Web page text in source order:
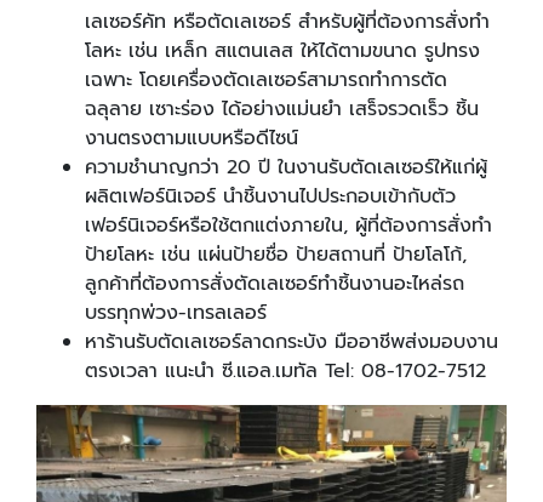
เลเซอร์คัท หรือตัดเลเซอร์ สำหรับผู้ที่ต้องการสั่งทำ
โลหะ เช่น เหล็ก สแตนเลส ให้ได้ตามขนาด รูปทรง
เฉพาะ โดยเครื่องตัดเลเซอร์สามารถทำการตัด
ฉลุลาย เซาะร่อง ได้อย่างแม่นยำ เสร็จรวดเร็ว ชิ้น
งานตรงตามแบบหรือดีไซน์
ความชำนาญกว่า 20 ปี ในงานรับตัดเลเซอร์ให้แก่ผู้
ผลิตเฟอร์นิเจอร์ นำชิ้นงานไปประกอบเข้ากับตัว
เฟอร์นิเจอร์หรือใช้ตกแต่งภายใน, ผู้ที่ต้องการสั่งทำ
ป้ายโลหะ เช่น แผ่นป้ายชื่อ ป้ายสถานที่ ป้ายโลโก้,
ลูกค้าที่ต้องการสั่งตัดเลเซอร์ทำชิ้นงานอะไหล่รถ
บรรทุกพ่วง-เทรลเลอร์
หาร้านรับตัดเลเซอร์ลาดกระบัง มืออาชีพส่งมอบงาน
ตรงเวลา แนะนำ ซี.แอล.เมทัล Tel: 08-1702-7512